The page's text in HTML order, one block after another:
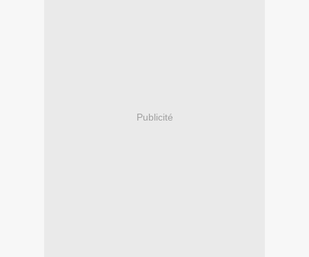
Publicité